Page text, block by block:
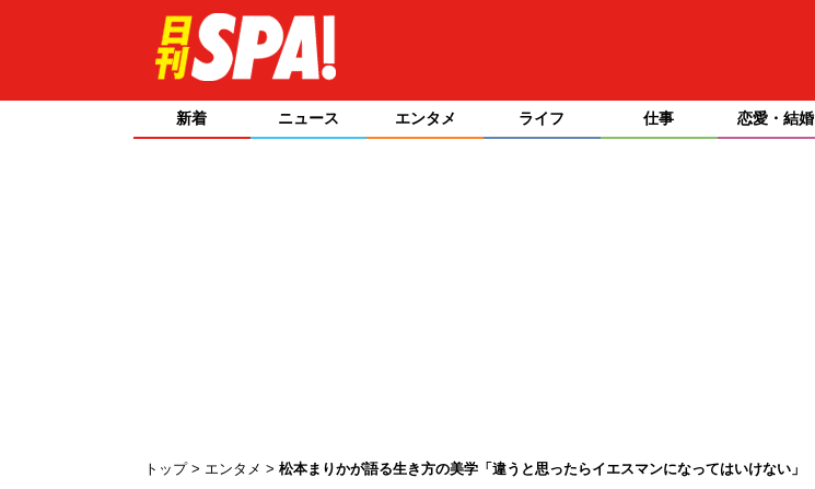
新着 ニュース エンタメ ライフ 仕事 恋愛・結婚
トップ エンタメ
松本まりかが語る生き方の美学「違うと思ったらイエスマンになってはいけない」